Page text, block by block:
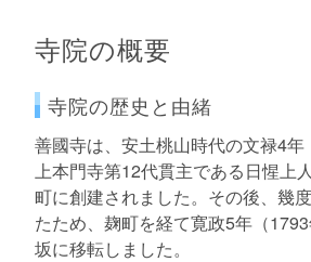
寺院の概要
寺院の歴史と由緒
善國寺は、安土桃山時代の文禄4
上本門寺第12代貫主である日惺上
町に創建されました。その後、幾
たため、麹町を経て寛政5年（
坂に移転しました。